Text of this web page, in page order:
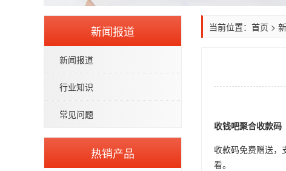
新闻报道
新闻报道
行业知识
常见问题
热销产品
当前位置： 首页 >
收钱吧聚合收款码
收款码免费赠送，
看。